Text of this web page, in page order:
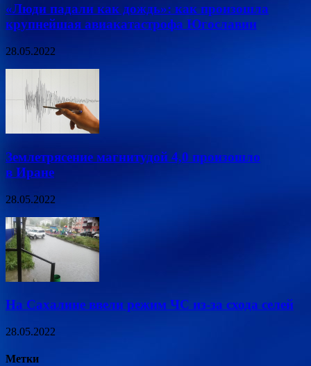
«Люди падали как дождь»: как произошла
крупнейшая авиакатастрофа Югославии
28.05.2022
Землетрясение магнитудой 4,0 произошло
в Иране
28.05.2022
На Сахалине ввели режим ЧС из-за схода селей
28.05.2022
Метки